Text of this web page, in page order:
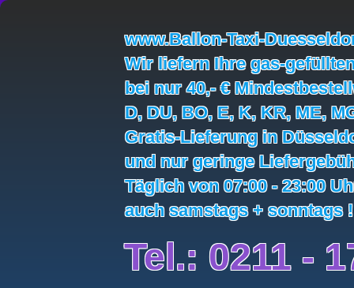
www.Ballon-Taxi-
Wir liefern Ihre gas-
bei nur 40,- €
D, DU, BO, E, K, KR, ME,
Gratis-Lieferung in
und nur geringe
Täglich von 07:00 - 23:00
auch samstags + sonntags !
Tel.: 0211 -